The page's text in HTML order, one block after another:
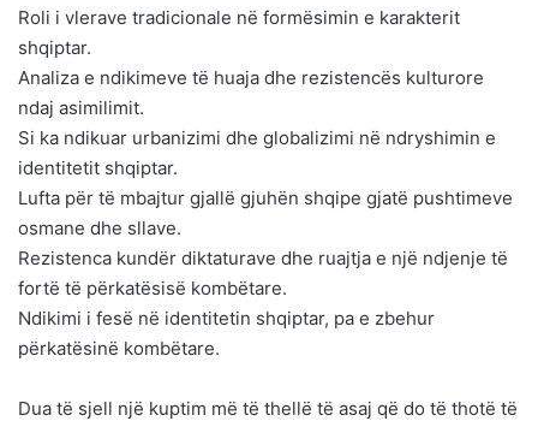
Roli i vlerave tradicionale në formësimin e karakterit
shqiptar.
Analiza e ndikimeve të huaja dhe rezistencës kulturore
ndaj asimilimit.
Si ka ndikuar urbanizimi dhe globalizimi në ndryshimin e
identitetit shqiptar.
Lufta për të mbajtur gjallë gjuhën shqipe gjatë pushtimeve
osmane dhe sllave.
Rezistenca kundër diktaturave dhe ruajtja e një ndjenje të
fortë të përkatësisë kombëtare.
Ndikimi i fesë në identitetin shqiptar, pa e zbehur
përkatësinë kombëtare.
Dua të sjell një kuptim më të thellë të asaj që do të thotë të